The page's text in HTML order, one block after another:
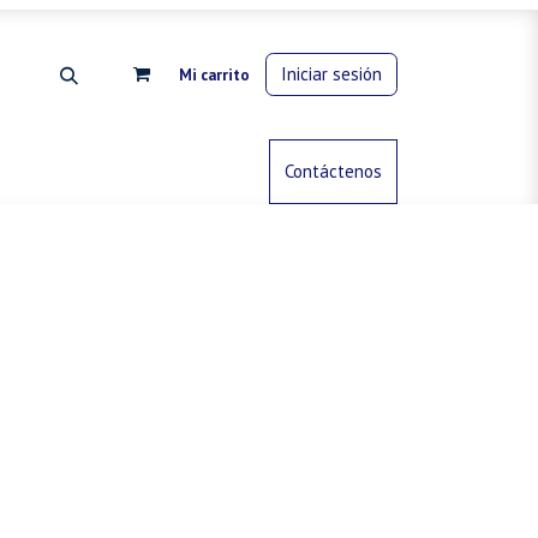
Mi carrito Iniciar sesión
Control de animalesContáctenos